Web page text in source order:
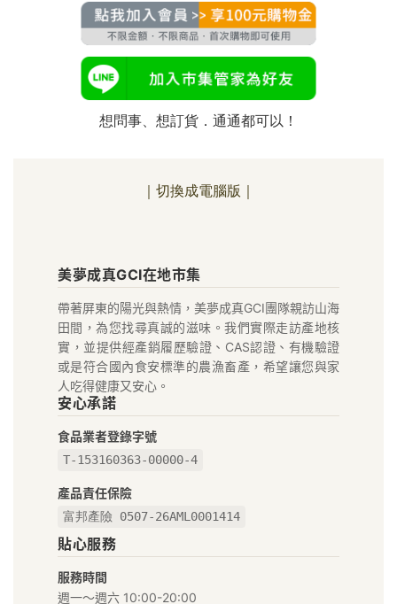
想問事、想訂貨．通通都可以！
｜切換成電腦版｜
夢
成
真
GCI
在
地
好
物
市
美夢成真GCI在地市集
帶著屏東的陽光與熱情，美夢成真GCI團隊親訪山海
田間，為您找尋真誠的滋味。我們實際走訪產地核
實，並提供經產銷履歷驗證、CAS認證、有機驗證
或是符合國內食安標準的農漁畜產，希望讓您與家
人吃得健康又安心。
安心承諾
食品業者登錄字號
T-153160363-00000-4
產品責任保險
富邦產險 0507-26AML0001414
貼心服務
服務時間
週一～週六 10:00-20:00